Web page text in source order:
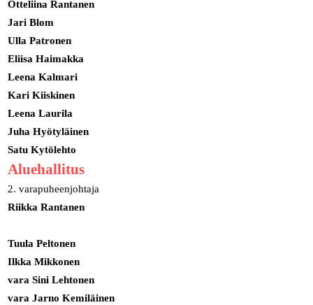
Otteliina Rantanen
Jari Blom
Ulla Patronen
Eliisa Haimakka
Leena Kalmari
Kari Kiiskinen
Leena Laurila
Juha Hyötyläinen
Satu Kytölehto
Aluehallitus
2. varapuheenjohtaja
Riikka Rantanen
Tuula Peltonen
Ilkka Mikkonen
vara Sini Lehtonen
vara Jarno Kemiläinen